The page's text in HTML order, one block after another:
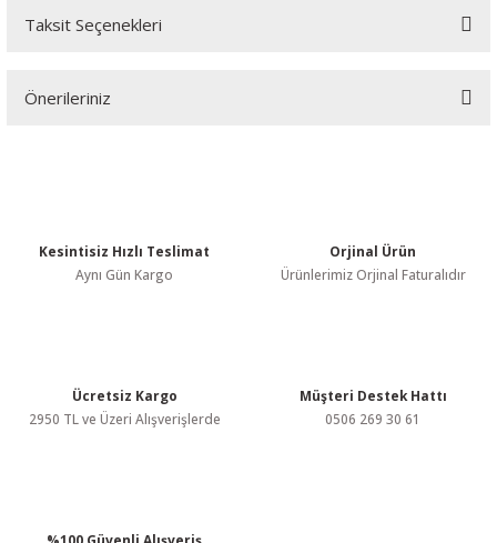
Bu ürüne ilk yorumu siz yapın!
Taksit Seçenekleri
Önerileriniz
Ürün resmi kalitesiz, bozuk veya görüntülenemiyor.
Bu ürüne benzer farklı alternatifler olmalı.
Kesintisiz Hızlı Teslimat
Aynı Gün Kargo
Orjinal Ürün
Ürünlerimiz Orjinal Faturalıdır
Ücretsiz Kargo
2950 TL ve Üzeri Alışverişlerde
Müşteri Destek Hattı
0506 269 30 61